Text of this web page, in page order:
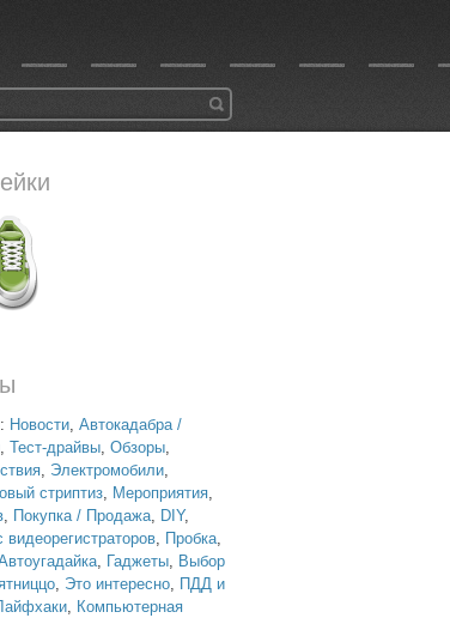
Новости, Автокадабра /
, Тест-драйвы, Обзоры,
, Электромобили,
стриптиз, Мероприятия,
, Покупка / Продажа, DIY,
видеорегистраторов, Пробка,
, Гаджеты, Выбор
, Это интересно, ПДД и
, Компьютерная